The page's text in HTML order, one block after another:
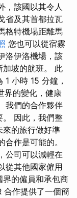
，該國以其令人
省及其首都拉瓦
格特機場距離馬
您也可以從宿霧
洛伊洛機場，該
加坡的航班。 此
小時 15 分鐘，
界的變化，健康
我們的合作夥伴
。 因此，我們整
來的旅行做好準
作是可能的。
公司可以減輕在
從其他國家僱用
的僱員和承包商
合作提供了一個簡